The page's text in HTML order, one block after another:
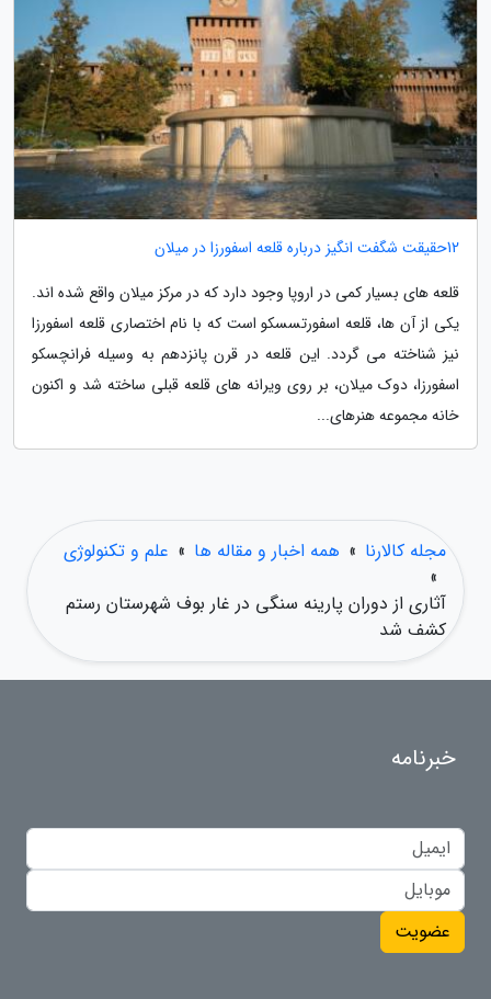
12حقیقت شگفت انگیز درباره قلعه اسفورزا در میلان
قلعه های بسیار کمی در اروپا وجود دارد که در مرکز میلان واقع شده اند.
یکی از آن ها، قلعه اسفورتسسکو است که با نام اختصاری قلعه اسفورزا
نیز شناخته می گردد. این قلعه در قرن پانزدهم به وسیله فرانچسکو
اسفورزا، دوک میلان، بر روی ویرانه های قلعه قبلی ساخته شد و اکنون
خانه مجموعه هنرهای...
مجله کالارنا » همه اخبار و مقاله ها » علم و تکنولوژی
»
آثاری از دوران پارینه سنگی در غار بوف شهرستان رستم
کشف شد
خبرنامه
عضویت